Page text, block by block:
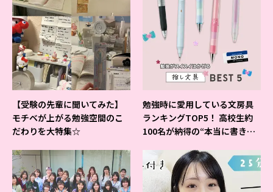
【受験の先輩に聞いてみた】
モチベが上がる勉強空間のこ
だわりを大特集☆
勉強時に愛用している文房具
ランキングTOP5！ 高校生約
100名が納得の“本当に書きや